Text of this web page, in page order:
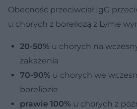
Obecność przeciwciał IgG
u chorych z boreliozą z Lyme
20-50% u chorych na
zakażenia
70-90% u chorych we
boreliozie
prawie 100% u chorych z